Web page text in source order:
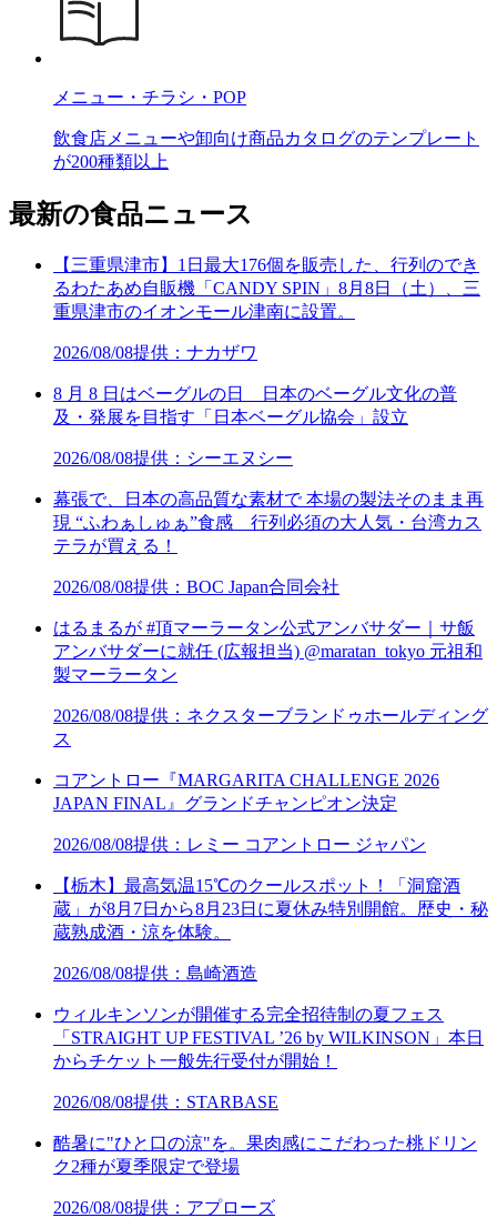
メニュー・チラシ・POP
飲食店メニューや卸向け商品カタログのテンプレート
が200種類以上
最新の食品ニュース
【三重県津市】1日最大176個を販売した、行列のでき
るわたあめ自販機「CANDY SPIN」8月8日（土）、三
重県津市のイオンモール津南に設置。
2026/08/08提供：ナカザワ
8 月 8 日はベーグルの日 日本のベーグル文化の普
及・発展を目指す「日本ベーグル協会」設立
2026/08/08提供：シーエヌシー
幕張で、日本の高品質な素材で 本場の製法そのまま再
現 “ふわぁしゅぁ”食感 行列必須の大人気・台湾カス
テラが買える！
2026/08/08提供：BOC Japan合同会社
はるまるが #頂マーラータン公式アンバサダー｜サ飯
アンバサダーに就任 (広報担当) @maratan_tokyo 元祖和
製マーラータン
2026/08/08提供：ネクスターブランドゥホールディング
ス
コアントロー『MARGARITA CHALLENGE 2026
JAPAN FINAL』グランドチャンピオン決定
2026/08/08提供：レミー コアントロー ジャパン
【栃木】最高気温15℃のクールスポット！「洞窟酒
蔵」が8月7日から8月23日に夏休み特別開館。歴史・秘
蔵熟成酒・涼を体験。
2026/08/08提供：島崎酒造
ウィルキンソンが開催する完全招待制の夏フェス
「STRAIGHT UP FESTIVAL ’26 by WILKINSON」本日
からチケット一般先行受付が開始！
2026/08/08提供：STARBASE
酷暑に"ひと口の涼"を。果肉感にこだわった桃ドリン
ク2種が夏季限定で登場
2026/08/08提供：アプローズ